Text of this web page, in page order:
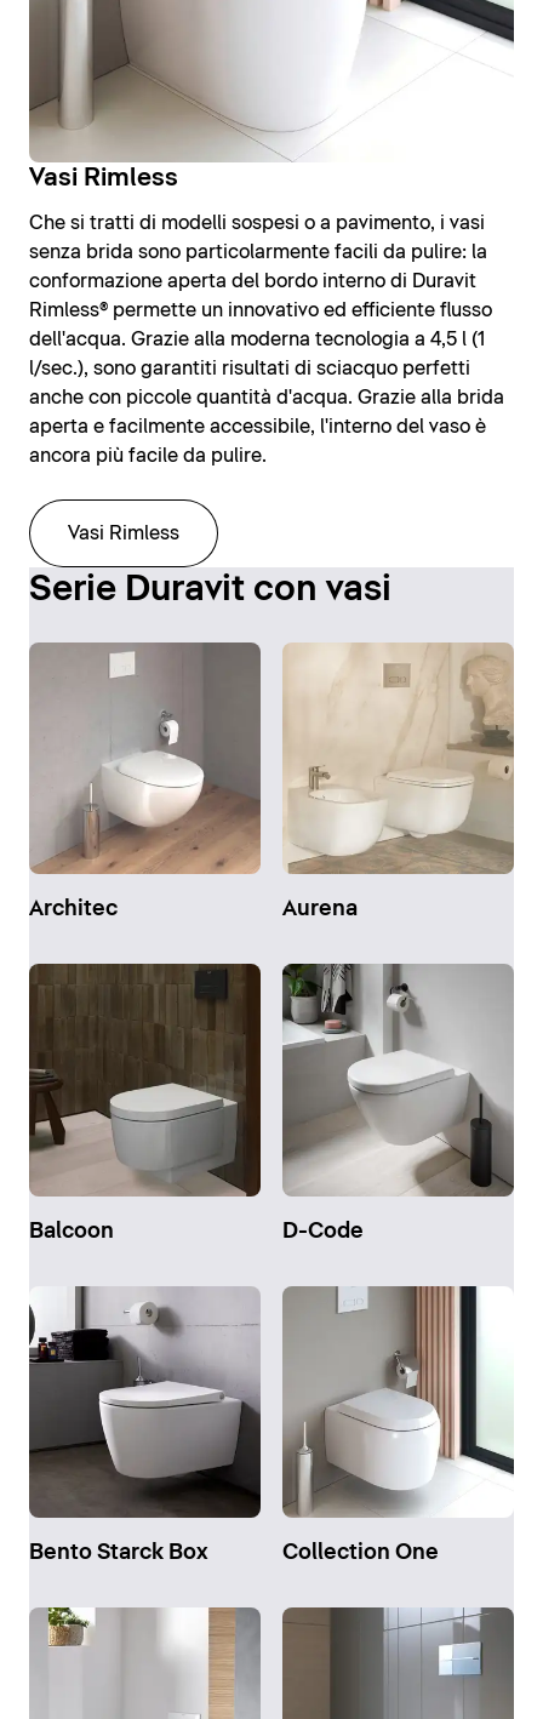
Vasi Rimless
Che si tratti di modelli sospesi o a pavimento, i vasi
senza brida sono particolarmente facili da pulire: la
conformazione aperta del bordo interno di Duravit
Rimless® permette un innovativo ed efficiente flusso
dell'acqua. Grazie alla moderna tecnologia a 4,5 l (1
l/sec.), sono garantiti risultati di sciacquo perfetti
anche con piccole quantità d'acqua. Grazie alla brida
aperta e facilmente accessibile, l'interno del vaso è
ancora più facile da pulire.
Vasi Rimless
Serie Duravit con vasi
Architec Aurena
Balcoon D-Code
Bento Starck Box Collection One